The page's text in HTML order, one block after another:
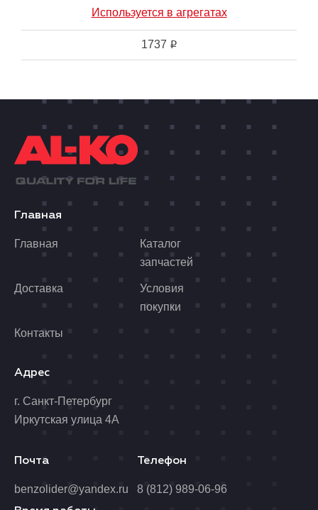
Используется в агрегатах
1737 i
Главная
Главная
Каталог
запчастей
Доставка
Условия
покупки
Контакты
Адрес
г. Санкт-Петербург
Иркутская улица 4А
Почта
benzolider@yandex.ru
Телефон
8 (812) 989-06-96